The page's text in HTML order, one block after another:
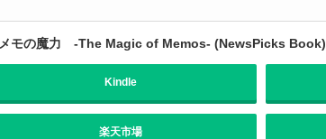
メモの魔力 -The Magic of Memos- (NewsPicks Book)
Kindle
楽天市場